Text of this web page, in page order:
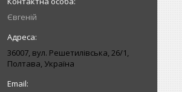
Євгеній
36007, вул. Решетилівська, 26/1,
Полтава, Україна